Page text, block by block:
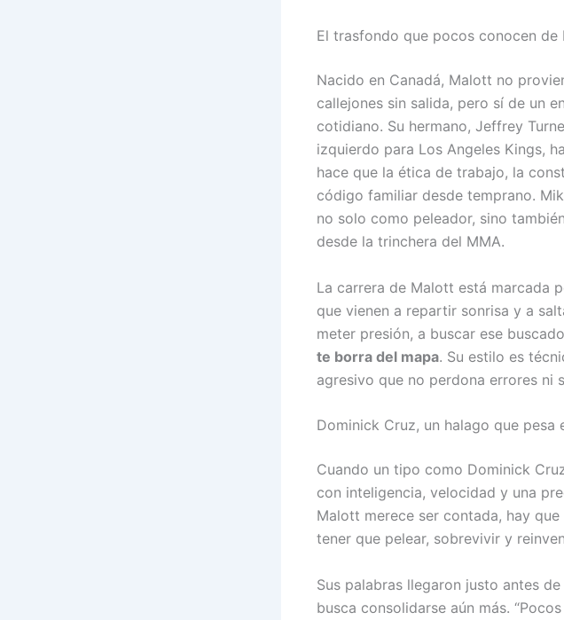
El trasfondo que pocos conocen de
Nacido en Canadá, Malott no
callejones sin salida, pero sí de un
cotidiano. Su hermano, Jeffrey
izquierdo para Los Angeles Kings,
hace que la ética de trabajo, la
código familiar desde temprano.
no solo como peleador, sino
desde la trinchera del MMA.
La carrera de Malott está marcada
que vienen a repartir sonrisa y a
meter presión, a buscar ese buscado
te borra del mapa. Su estilo es
agresivo que no perdona errores ni
Dominick Cruz, un halago que pesa
Cuando un tipo como Dominick
con inteligencia, velocidad y una
Malott merece ser contada, hay
tener que pelear, sobrevivir y
Sus palabras llegaron justo antes
busca consolidarse aún más.